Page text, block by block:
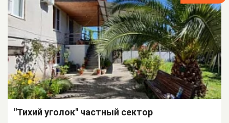
"Тихий уголок" частный сектор